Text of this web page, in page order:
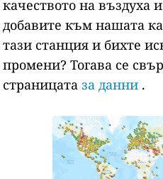
качеството на въздуха
добавите към нашата
тази станция и бихте
промени? Тогава се
страницатаза данни .